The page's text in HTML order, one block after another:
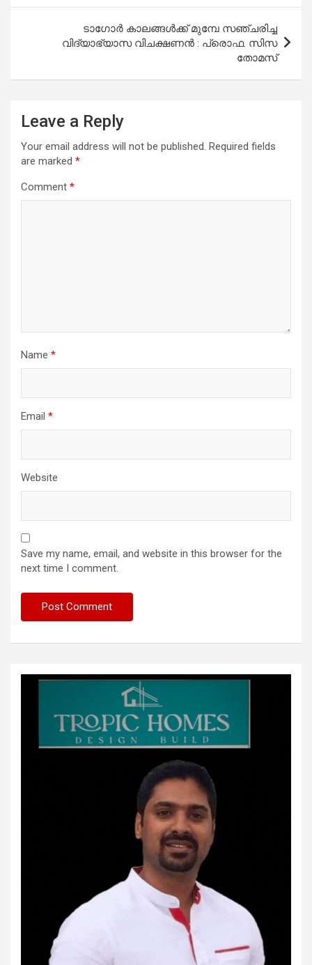
ടാഗോര്‍ കാലങ്ങള്‍ക്ക് മുമ്പേ സഞ്ചരിച്ച
വിദ്യാഭ്യാസ വിചക്ഷണന്‍ : പ്രൊഫ. സിസ
തോമസ്
Leave a Reply
Your email address will not be published. Required fields
are marked *
Comment *
Name *
Email *
Website
Save my name, email, and website in this browser for the
next time I comment.